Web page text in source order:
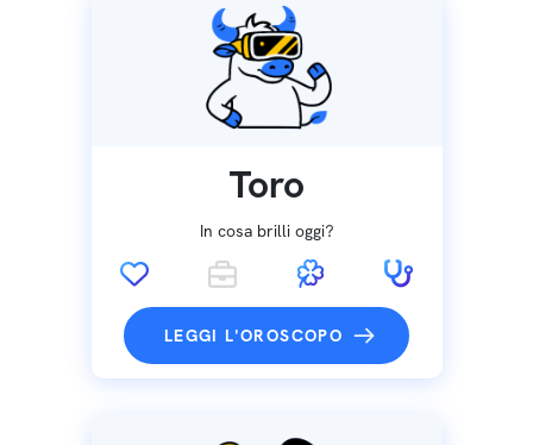
Toro
In cosa brilli oggi?
LEGGI L'OROSCOPO